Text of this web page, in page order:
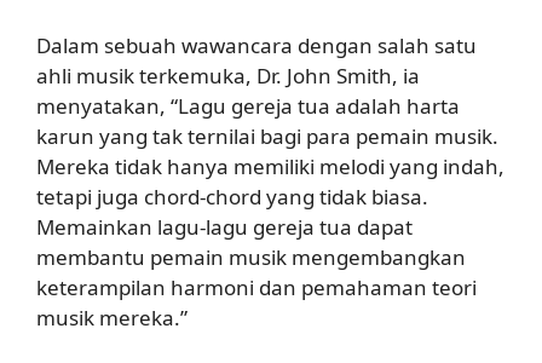
Dalam sebuah wawancara dengan salah satu
ahli musik terkemuka, Dr. John Smith, ia
menyatakan, “Lagu gereja tua adalah harta
karun yang tak ternilai bagi para pemain musik.
Mereka tidak hanya memiliki melodi yang indah,
tetapi juga chord-chord yang tidak biasa.
Memainkan lagu-lagu gereja tua dapat
membantu pemain musik mengembangkan
keterampilan harmoni dan pemahaman teori
musik mereka.”